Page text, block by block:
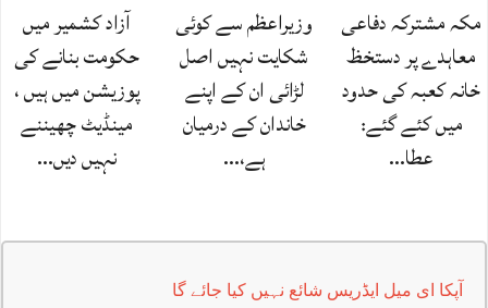
مکہ مشترکہ دفاعی
معاہدے پر دستخظ
خانہ کعبہ کی حدود
میں کئے گئے:
عطا…
وزیراعظم سے کوئی
شکایت نہیں اصل
لڑائی ان کے اپنے
خاندان کے درمیان
ہے،…
آزاد کشمیر میں
حکومت بنانے کی
پوزیشن میں ہیں ،
مینڈیٹ چھیننے
نہیں دیں…
آپکا ای میل ایڈریس شائع نہیں کیا جائے گا